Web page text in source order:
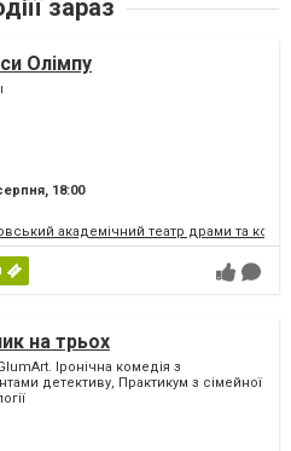
зараз
Олімпу
18:00
академічний театр драми та
на трьох
Іронічна комедія з
детективу, Практикум з сімейної